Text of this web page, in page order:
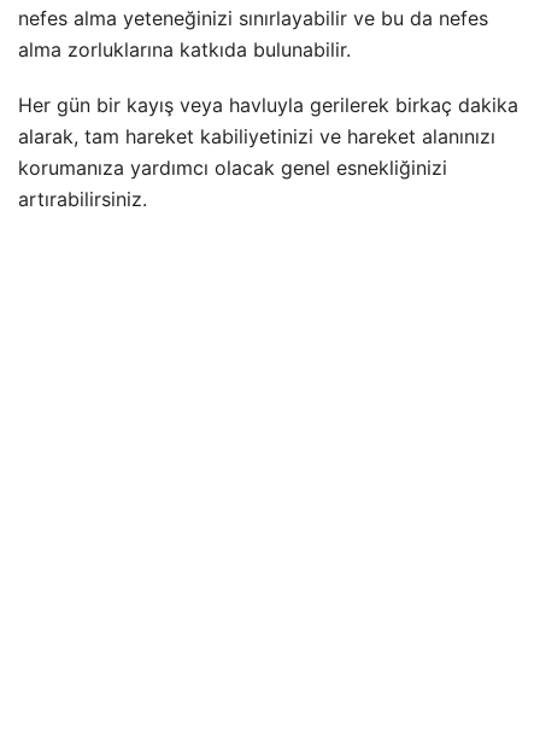
nefes alma yeteneğinizi sınırlayabilir ve bu da nefes
alma zorluklarına katkıda bulunabilir.
Her gün bir kayış veya havluyla gerilerek birkaç dakika
alarak, tam hareket kabiliyetinizi ve hareket alanınızı
korumanıza yardımcı olacak genel esnekliğinizi
artırabilirsiniz.